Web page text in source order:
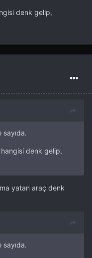
denk gelip,
sayıda.
hangisi denk gelip,
yatan araç denk
sayıda.